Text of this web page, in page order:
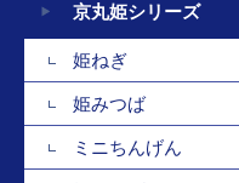
京丸姫シリーズ
姫ねぎ
姫みつば
ミニちんげん